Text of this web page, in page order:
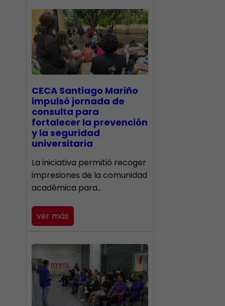
CECA Santiago Mariño
impulsó jornada de
consulta para
fortalecer la prevención
y la seguridad
universitaria
La iniciativa permitió recoger
impresiones de la comunidad
académica para…
ver más